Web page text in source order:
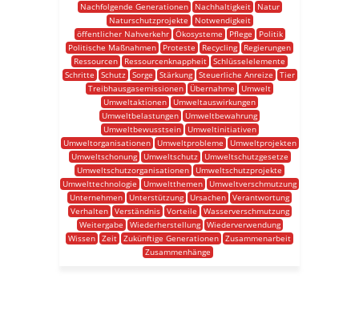
Nachfolgende Generationen
Nachhaltigkeit
Natur
Naturschutzprojekte
Notwendigkeit
öffentlicher Nahverkehr
Ökosysteme Pflege
Politik
Politische Maßnahmen
Proteste Recycling
Regierungen
Ressourcen
Ressourcenknappheit Schlüsselelemente
Schritte
Schutz Sorge Stärkung Steuerliche Anreize
Tier
Treibhausgasemissionen
Übernahme
Umwelt
Umweltaktionen
Umweltauswirkungen
Umweltbelastungen
Umweltbewahrung
Umweltbewusstsein
Umweltinitiativen
Umweltorganisationen
Umweltprobleme
Umweltprojekten
Umweltschonung
Umweltschutz
Umweltschutzgesetze
Umweltschutzorganisationen
Umweltschutzprojekte
Umwelttechnologie
Umweltthemen
Umweltverschmutzung
Unternehmen
Unterstützung Ursachen Verantwortung
Verhalten
Verständnis Vorteile
Wasserverschmutzung
Weitergabe
Wiederherstellung
Wiederverwendung
Wissen Zeit Zukünftige Generationen Zusammenarbeit
Zusammenhänge